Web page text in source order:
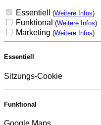
Essentiell (Weitere Infos)
Funktional (Weitere Infos)
Marketing (Weitere Infos)
Essentiell
Sitzungs-Cookie
Funktional
Google Maps